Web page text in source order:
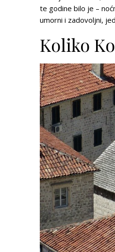
te godine bilo je –
umorni i zadovoljni,
Koliko